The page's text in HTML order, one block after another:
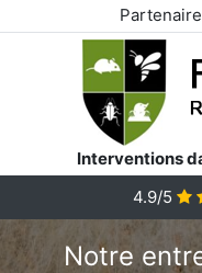
Interventions
4.9/5
Notre